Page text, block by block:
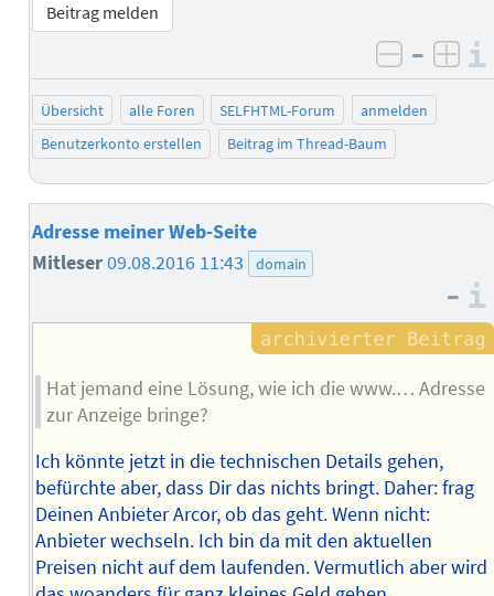
Beitrag melden
negativ
–
Übersicht alle Foren SELFHTML-Forum
anmelden
Benutzerkonto erstellen
Beitrag im Thread-Baum
Adresse meiner Web-Seite
Mitleser09.08.2016 11:43 domain
–
Hat jemand eine Lösung, wie ich die www.… Adresse
zur Anzeige bringe?
Ich könnte jetzt in die technischen Details gehen,
befürchte aber, dass Dir das nichts bringt. Daher: frag
Deinen Anbieter Arcor, ob das geht. Wenn nicht:
Anbieter wechseln. Ich bin da mit den aktuellen
Preisen nicht auf dem laufenden. Vermutlich aber wird